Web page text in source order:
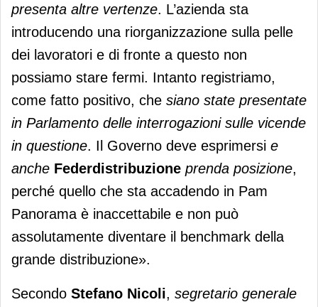
presenta altre vertenze. L’azienda sta
introducendo una riorganizzazione sulla pelle
dei lavoratori e di fronte a questo non
possiamo stare fermi. Intanto registriamo,
come fatto positivo, che siano state presentate
in Parlamento delle interrogazioni sulle vicende
in questione. Il Governo deve esprimersi e
anche Federdistribuzione prenda posizione,
perché quello che sta accadendo in Pam
Panorama è inaccettabile e non può
assolutamente diventare il benchmark della
grande distribuzione».
Secondo Stefano Nicoli, segretario generale